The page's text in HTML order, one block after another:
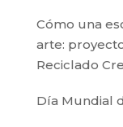
Cómo una
arte:
Reciclado
Día Mundial